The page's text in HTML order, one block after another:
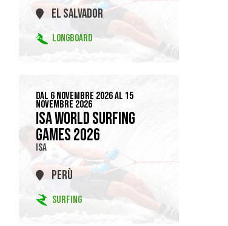
EL SALVADOR
LONGBOARD
DAL 6 NOVEMBRE 2026 AL 15
NOVEMBRE 2026
ISA WORLD SURFING
GAMES 2026
ISA
PERÙ
SURFING